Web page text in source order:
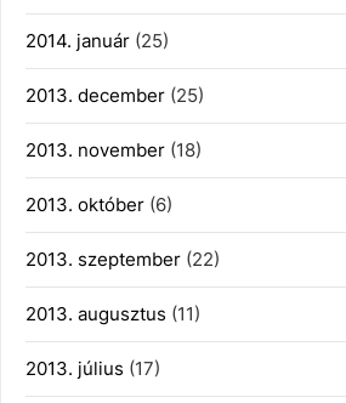
2014. január (25)
2013. december (25)
2013. november (18)
2013. október (6)
2013. szeptember (22)
2013. augusztus (11)
2013. július (17)